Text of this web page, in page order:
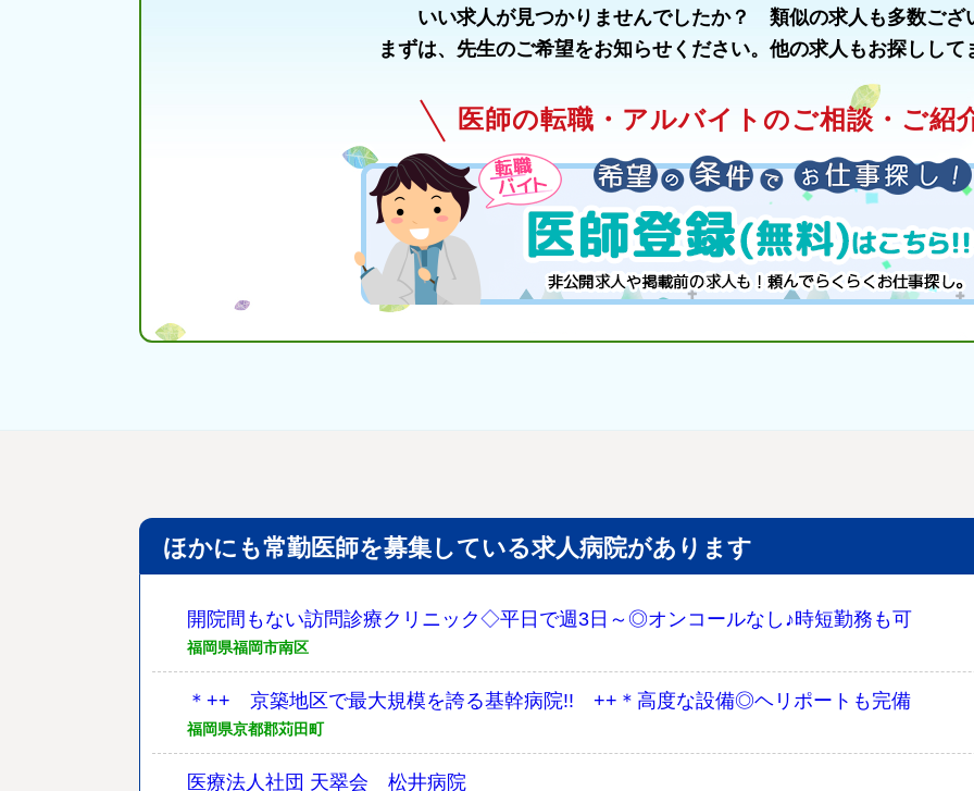
いい求人が見つかりませんでしたか？ 類似の求人も多数ござ
まずは、先生のご希望をお知らせください。他の求人もお探しして
医師の転職・アルバイトのご相談・ご紹
ほかにも常勤医師を募集している求人病院があります
開院間もない訪問診療クリニック◇平日で週3日～◎オンコールなし♪時短勤務も可
福岡県福岡市南区
＊++ 京築地区で最大規模を誇る基幹病院!! ++＊高度な設備◎ヘリポートも完備
福岡県京都郡苅田町
医療法人社団 天翠会 松井病院